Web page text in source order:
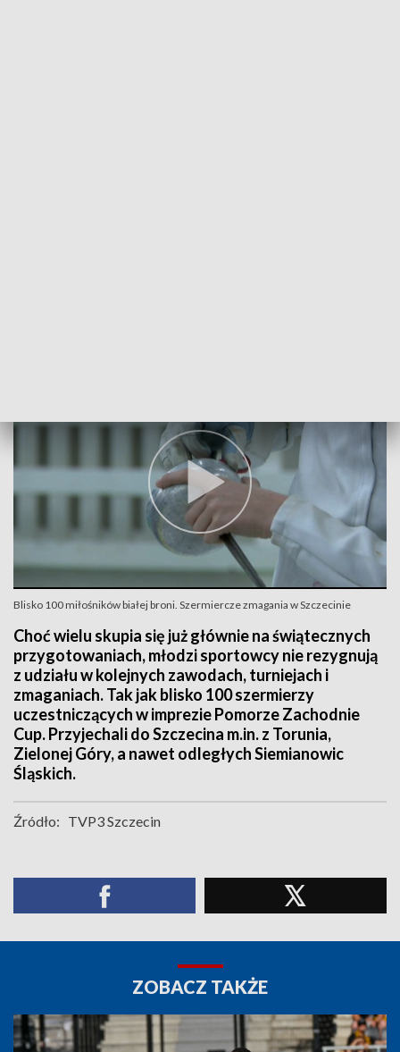
Blisko 100 miłośników białej broni. Szermiercze zmagania w Szczecinie
Choć wielu skupia się już głównie na świątecznych
przygotowaniach, młodzi sportowcy nie rezygnują
z udziału w kolejnych zawodach, turniejach i
zmaganiach. Tak jak blisko 100 szermierzy
uczestniczących w imprezie Pomorze Zachodnie
Cup. Przyjechali do Szczecina m.in. z Torunia,
Zielonej Góry, a nawet odległych Siemianowic
Śląskich.
Źródło: TVP3 Szczecin
ZOBACZ TAKŻE